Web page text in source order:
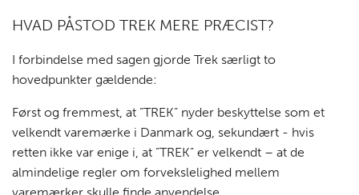
HVAD PÅSTOD TREK MERE PRÆCIST?
I forbindelse med sagen gjorde Trek særligt to
hovedpunkter gældende:
Først og fremmest, at ”TREK” nyder beskyttelse som et
velkendt varemærke i Danmark og, sekundært - hvis
retten ikke var enige i, at ”TREK” er velkendt – at de
almindelige regler om forvekslelighed mellem